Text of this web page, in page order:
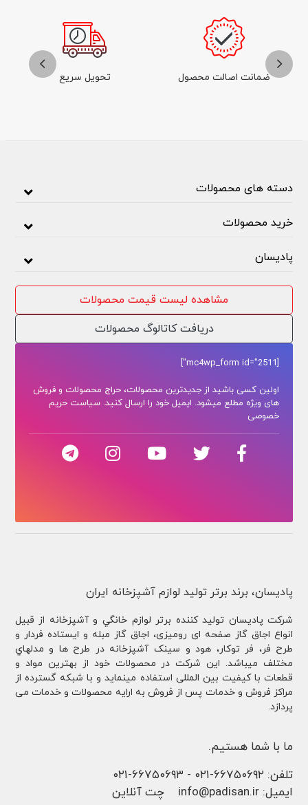
ضمانت اصالت محصول تحویل سریع
دسته های محصولات
خرید محصولات
پادیسان
مشاهده لیست قیمت محصولات
دریافت کاتالوگ محصولات
[mc4wp_form id="2511"]
اولین کسی باشید از جدیدترین محصولات، حراج محصولات و فروش
های ویژه مطلع میشود. ایمیل خود را ارسال کنید. سیاست حریم
خصوصی
پادیسان، برند برتر تولید لوازم آشپزخانه ایران
شركت پادیسان توليد کننده برتر لوازم خانگي و آشپزخانه از قبيل
انواع اجاق گاز صفحه ای رومیزی، اجاق گاز مبله و ایستاده فردار و
طرح فر، فر توكار، هود و سینک آشپزخانه در طرح ها و مدلهاي
مختلف ميباشد. این شرکت در محصولات خود از بهترین مواد و
قطعات با کیفیت بین المللی استفاده مینماید و با شبکه گسترده از
مراکز فروش و خدمات پس از فروش به ارایه محصولات و خدمات می
پردازد.
ما با شما هستیم.
تلفن: ۶۶۷۵۰۶۹۲-۰۲۱ - ۶۶۷۵۰۶۹۳-۰۲۱
ایمیل: info@padisan.ir چت آنلاین